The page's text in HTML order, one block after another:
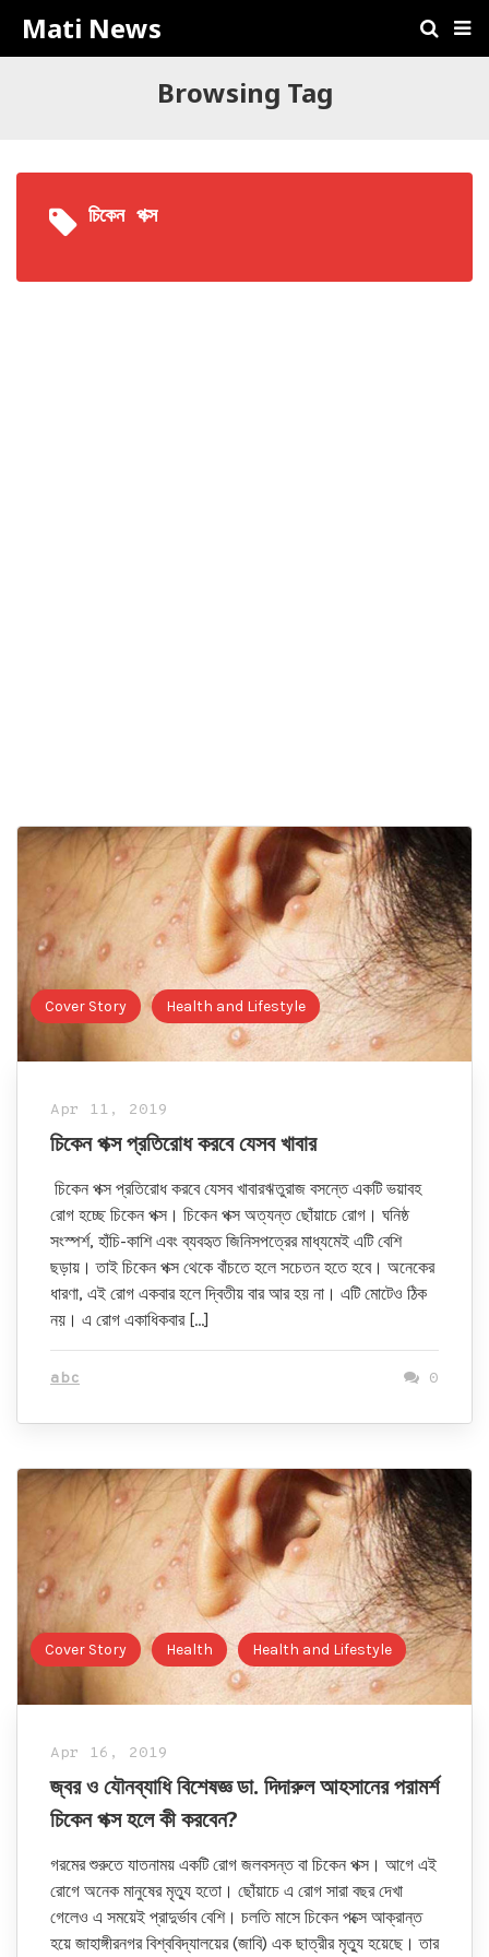
Mati News
Browsing Tag
চিকেন পক্স
Cover Story Health and Lifestyle
Apr 11, 2019
চিকেন পক্স প্রতিরোধ করবে যেসব খাবার
চিকেন পক্স প্রতিরোধ করবে যেসব খাবারঋতুরাজ বসন্তে একটি ভয়াবহ
রোগ হচ্ছে চিকেন পক্স। চিকেন পক্স অত্যন্ত ছোঁয়াচে রোগ। ঘনিষ্ঠ
সংস্পর্শ, হাঁচি-কাশি এবং ব্যবহৃত জিনিসপত্রের মাধ্যমেই এটি বেশি
ছড়ায়। তাই চিকেন পক্স থেকে বাঁচতে হলে সচেতন হতে হবে। অনেকের
ধারণা, এই রোগ একবার হলে দ্বিতীয় বার আর হয় না। এটি মোটেও ঠিক
নয়। এ রোগ একাধিকবার […]
abc 0
Cover Story Health Health and Lifestyle
Apr 16, 2019
জ্বর ও যৌনব্যাধি বিশেষজ্ঞ ডা. দিদারুল আহসানের পরামর্শ
চিকেন পক্স হলে কী করবেন?
গরমের শুরুতে যাতনাময় একটি রোগ জলবসন্ত বা চিকেন পক্স। আগে এই
রোগে অনেক মানুষের মৃত্যু হতো। ছোঁয়াচে এ রোগ সারা বছর দেখা
গেলেও এ সময়েই প্রাদুর্ভাব বেশি। চলতি মাসে চিকেন পক্সে আক্রান্ত
হয়ে জাহাঙ্গীরনগর বিশ্ববিদ্যালয়ের (জাবি) এক ছাত্রীর মৃত্যু হয়েছে। তার